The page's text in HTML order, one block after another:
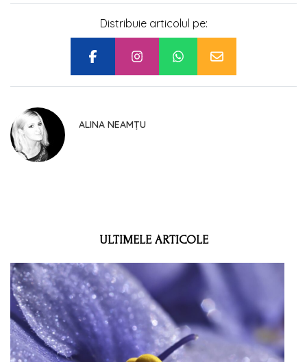
Distribuie articolul pe:
ALINA NEAMȚU
ULTIMELE ARTICOLE